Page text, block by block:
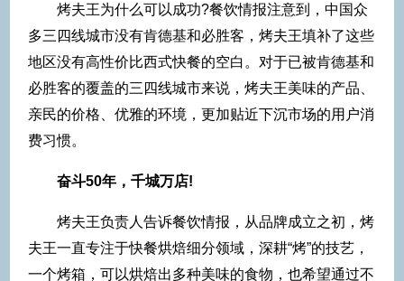
烤夫王为什么可以成功?餐饮情报注意到，中国众
多三四线城市没有肯德基和必胜客，烤夫王填补了这些
地区没有高性价比西式快餐的空白。对于已被肯德基和
必胜客的覆盖的三四线城市来说，烤夫王美味的产品、
亲民的价格、优雅的环境，更加贴近下沉市场的用户消
费习惯。
奋斗50年，千城万店!
烤夫王负责人告诉餐饮情报，从品牌成立之初，烤
夫王一直专注于快餐烘焙细分领域，深耕“烤”的技艺，
一个烤箱，可以烘焙出多种美味的食物，也希望通过不